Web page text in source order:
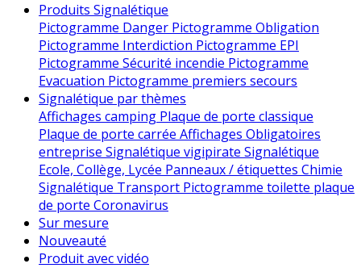
Produits Signalétique
Pictogramme Danger Pictogramme Obligation
Pictogramme Interdiction Pictogramme EPI
Pictogramme Sécurité incendie Pictogramme
Evacuation Pictogramme premiers secours
Signalétique par thèmes
Affichages camping Plaque de porte classique
Plaque de porte carrée Affichages Obligatoires
entreprise Signalétique vigipirate Signalétique
Ecole, Collège, Lycée Panneaux / étiquettes Chimie
Signalétique Transport Pictogramme toilette plaque
de porte Coronavirus
Sur mesure
Nouveauté
Produit avec vidéo